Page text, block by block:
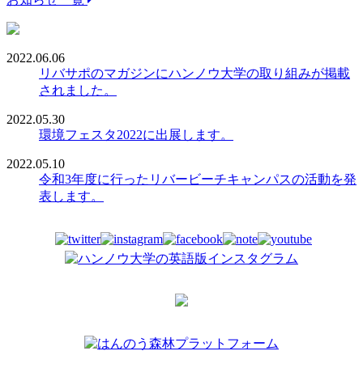
2022.06.06
リバサポのマガジンにハンノウ大学の取り組みが掲載
されました。
2022.05.30
環境フェスタ2022に出展します。
2022.05.10
令和3年度に行ったリバービーチキャンパスの活動を発
表します。